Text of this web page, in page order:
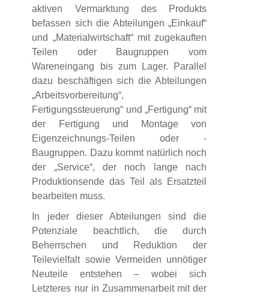
aktiven Vermarktung des Produkts
befassen sich die Abteilungen „Einkauf“
und „Materialwirtschaft“ mit zugekauften
Teilen oder Baugruppen vom
Wareneingang bis zum Lager. Parallel
dazu beschäftigen sich die Abteilungen
„Arbeitsvorbereitung“,
Fertigungssteuerung“ und „Fertigung“ mit
der Fertigung und Montage von
Eigenzeichnungs-Teilen oder -
Baugruppen. Dazu kommt natürlich noch
der „Service“, der noch lange nach
Produktionsende das Teil als Ersatzteil
bearbeiten muss.
In jeder dieser Abteilungen sind die
Potenziale beachtlich, die durch
Beherrschen und Reduktion der
Teilevielfalt sowie Vermeiden unnötiger
Neuteile entstehen – wobei sich
Letzteres nur in Zusammenarbeit mit der